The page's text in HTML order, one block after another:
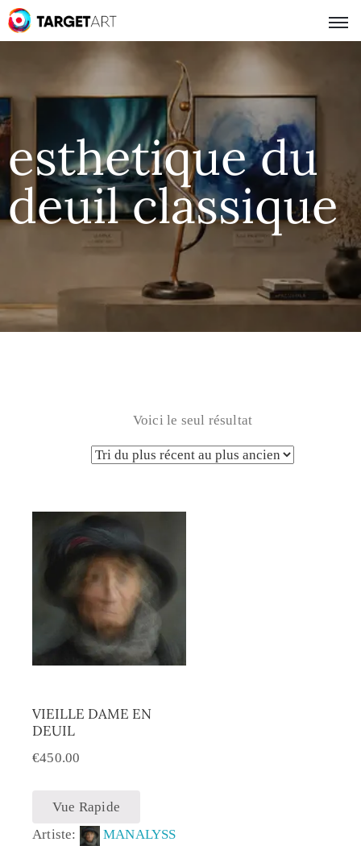
esthetique du
deuil classique
Voici le seul résultat
VIEILLE DAME EN
DEUIL
€450.00
Vue Rapide
Artiste:
MANALYSS